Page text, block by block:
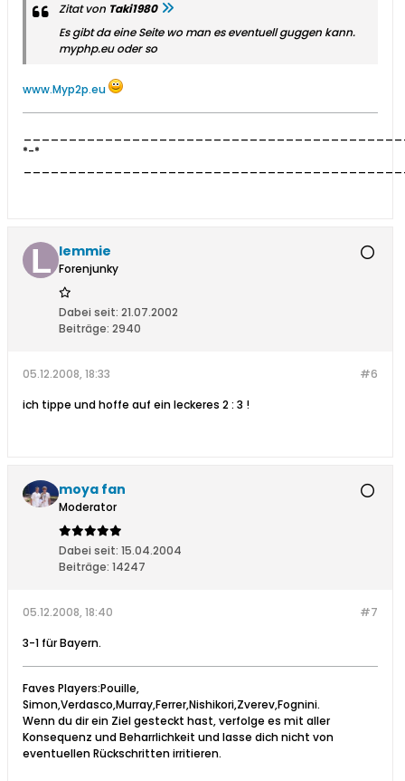
Zitat von Taki1980
Es gibt da eine Seite wo man es eventuell guggen kann.
myphp.eu oder so
www.Myp2p.eu
*-*
lemmie
Forenjunky
Dabei seit: 21.07.2002
Beiträge: 2940
#6
05.12.2008, 18:33
ich tippe und hoffe auf ein leckeres 2 : 3 !
moya fan
Moderator
Dabei seit: 15.04.2004
Beiträge: 14247
#7
05.12.2008, 18:40
3-1 für Bayern.
Faves Players:Pouille,
Simon,Verdasco,Murray,Ferrer,Nishikori,Zverev,Fognini.
Wenn du dir ein Ziel gesteckt hast, verfolge es mit aller
Konsequenz und Beharrlichkeit und lasse dich nicht von
eventuellen Rückschritten irritieren.